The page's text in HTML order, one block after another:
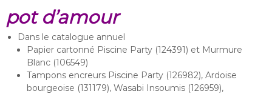
pot d’amour
Dans le catalogue annuel
Papier cartonné Piscine Party (124391) et Murmure
Blanc (106549)
Tampons encreurs Piscine Party (126982), Ardoise
bourgeoise (131179), Wasabi Insoumis (126959),